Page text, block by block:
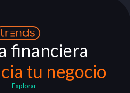
financiera
tu negocio
Explorar